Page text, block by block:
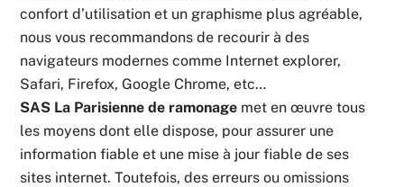
confort d’utilisation et un graphisme plus agréable,
nous vous recommandons de recourir à des
navigateurs modernes comme Internet explorer,
Safari, Firefox, Google Chrome, etc…
SAS La Parisienne de ramonage met en œuvre tous
les moyens dont elle dispose, pour assurer une
information fiable et une mise à jour fiable de ses
sites internet. Toutefois, des erreurs ou omissions